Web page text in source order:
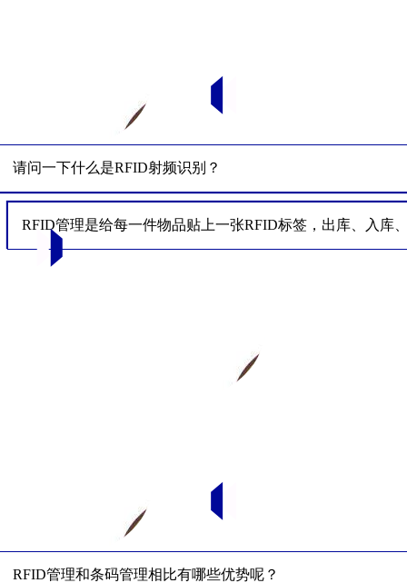
请问一下什么是RFID射频识别？
RFID管理是给每一件物品贴上一张RFID标签，出库、入库
RFID管理和条码管理相比有哪些优势呢？